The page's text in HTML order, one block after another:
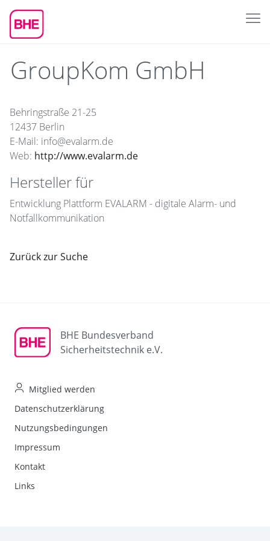
GroupKom GmbH
Behringstraße 21-25
12437 Berlin
E-Mail: info@evalarm.de
Web: http://www.evalarm.de
Hersteller für
Entwicklung Plattform EVALARM - digitale Alarm- und
Notfallkommunikation
Zurück zur Suche
BHE Bundesverband
Sicherheitstechnik e.V.
Mitglied werden
Datenschutzerklärung
Nutzungsbedingungen
Impressum
Kontakt
Links